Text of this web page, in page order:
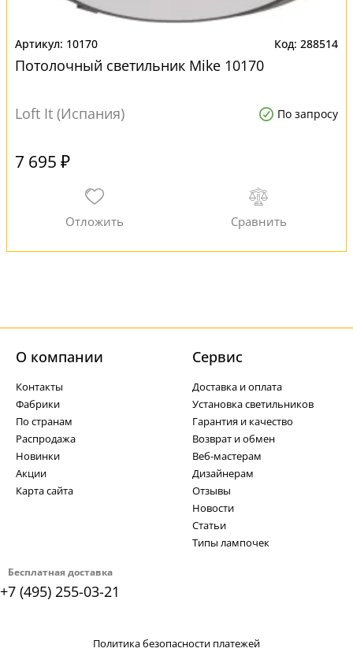
10170 288514
Потолочный светильник Mike 10170
Loft It (Испания) По запросу
7 695 ₽
Бесплатная доставка
+7 (495) 255-03-21
О компании
Контакты
Фабрики
По странам
Распродажа
Новинки
Акции
Карта сайта
Cервис
Доставка и оплата
Установка светильников
Гарантия и качество
Возврат и обмен
Веб-мастерам
Дизайнерам
Отзывы
Новости
Статьи
Типы лампочек
Политика безопасности платежей